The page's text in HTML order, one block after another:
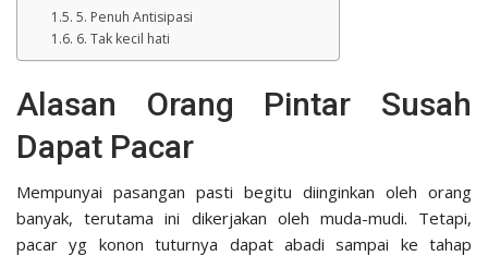
5. Penuh Antisipasi
6. Tak kecil hati
Alasan Orang Pintar Susah
Dapat Pacar
Mempunyai pasangan pasti begitu diinginkan oleh orang
banyak, terutama ini dikerjakan oleh muda-mudi. Tetapi,
pacar yg konon tuturnya dapat abadi sampai ke tahap